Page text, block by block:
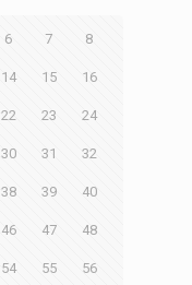
6 7 8
14 15 16
22 23 24
30 31 32
38 39 40
46 47 48
54 55 56